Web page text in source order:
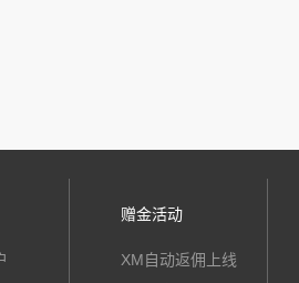
赠金活动
XM自动返佣上线